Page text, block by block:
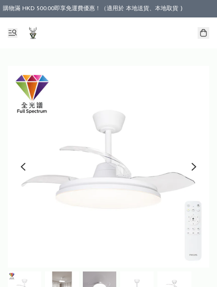
購物滿 HKD 500.00即享免運費優惠！（適用於 本地送貨、本地取貨 )